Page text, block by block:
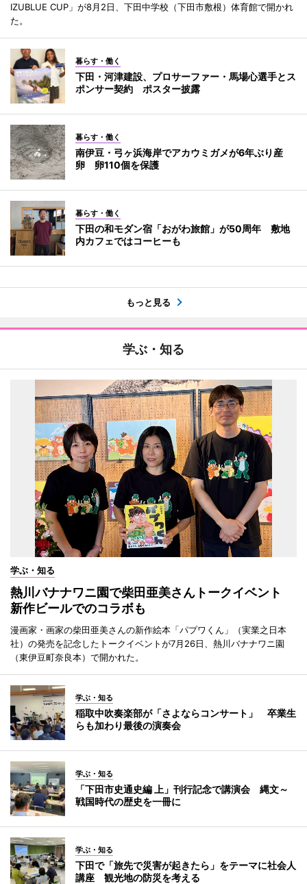
IZUBLUE CUP」が8月2日、下田中学校（下田市敷根）体育館で開かれ
た。
暮らす・働く
下田・河津建設、プロサーファー・馬場心選手とス
ポンサー契約 ポスター披露
暮らす・働く
南伊豆・弓ヶ浜海岸でアカウミガメが6年ぶり産
卵 卵110個を保護
暮らす・働く
下田の和モダン宿「おがわ旅館」が50周年 敷地
内カフェではコーヒーも
もっと見る
学ぶ・知る
学ぶ・知る
熱川バナナワニ園で柴田亜美さんトークイベント
新作ビールでのコラボも
漫画家・画家の柴田亜美さんの新作絵本「パプワくん」（実業之日本
社）の発売を記念したトークイベントが7月26日、熱川バナナワニ園
（東伊豆町奈良本）で開かれた。
学ぶ・知る
稲取中吹奏楽部が「さよならコンサート」 卒業生
らも加わり最後の演奏会
学ぶ・知る
「下田市史通史編 上」刊行記念で講演会 縄文～
戦国時代の歴史を一冊に
学ぶ・知る
下田で「旅先で災害が起きたら」をテーマに社会人
講座 観光地の防災を考える